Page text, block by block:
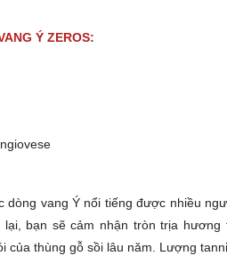
Ý ZEROS:
dòng vang Ý nổi tiếng được nhiều
bạn sẽ cảm nhận tròn trịa
của thùng gỗ sồi lâu năm. Lượng